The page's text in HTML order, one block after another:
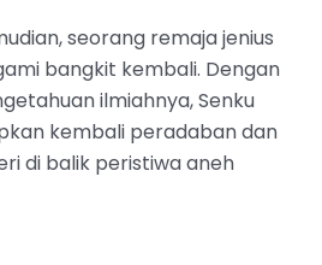
seorang remaja jenius
bangkit kembali. Dengan
ilmiahnya, Senku
kembali peradaban dan
di balik peristiwa aneh